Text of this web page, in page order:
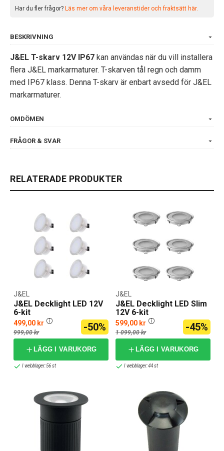
Har du fler frågor? Läs mer om våra leveranstider och fraktsätt här.
BESKRIVNING
J&EL T-skarv 12V IP67 kan användas när du vill installera
flera J&EL markarmaturer. T-skarven tål regn och damm
med IP67 klass. Denna T-skarv är enbart avsedd för J&EL
markarmaturer.
OMDÖMEN
FRÅGOR & SVAR
RELATERADE PRODUKTER
J&EL Decklight LED 12V
6-kit
J&EL
499,00 kr
999,00 kr -50%
LÄGG I VARUKORG
I webblager: 56 st
J&EL Decklight LED Slim
12V 6-kit
J&EL
599,00 kr
1 099,00 kr -45%
LÄGG I VARUKORG
I webblager: 44 st